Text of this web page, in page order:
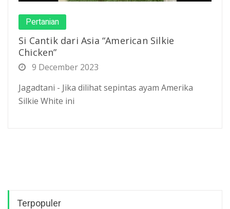
Pertanian
Si Cantik dari Asia “American Silkie
Chicken”
9 December 2023
Jagadtani - Jika dilihat sepintas ayam Amerika
Silkie White ini
Terpopuler